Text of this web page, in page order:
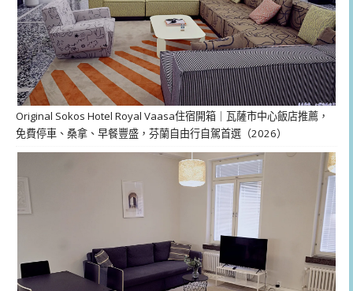
Original Sokos Hotel Royal Vaasa住宿開箱｜瓦薩市中心飯店推薦，
免費停車、桑拿、早餐豐盛，芬蘭自由行自駕首選（2026）